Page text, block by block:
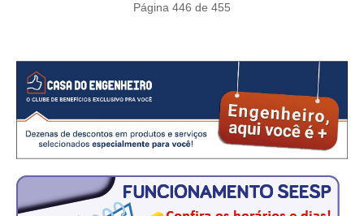
ASSOCIE-SE
ATUALIZAÇÃO CADASTRAL
Página 446 de 455